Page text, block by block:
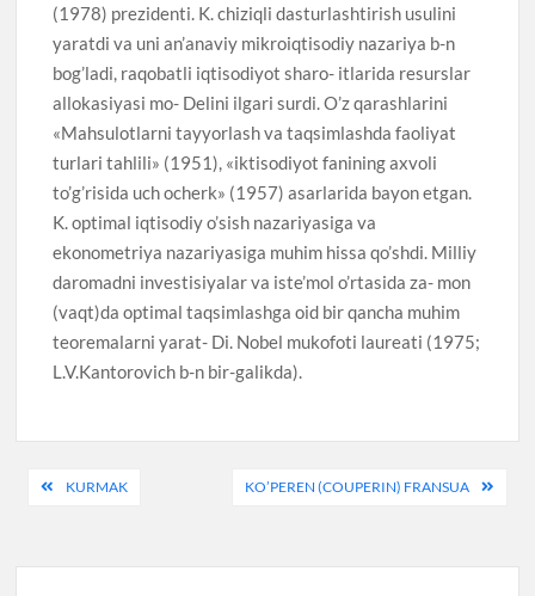
(1978) prezidenti. K. chiziqli dasturlashtirish usulini
yaratdi va uni an’anaviy mikroiqtisodiy nazariya b-n
bog’ladi, raqobatli iqtisodiyot sharo- itlarida resurslar
allokasiyasi mo- Delini ilgari surdi. O’z qarashlarini
«Mahsulotlarni tayyorlash va taqsimlashda faoliyat
turlari tahlili» (1951), «iktisodiyot fanining axvoli
to’g’risida uch ocherk» (1957) asarlarida bayon etgan.
K. optimal iqtisodiy o’sish nazariyasiga va
ekonometriya nazariyasiga muhim hissa qo’shdi. Milliy
daromadni investisiyalar va iste’mol o’rtasida za- mon
(vaqt)da optimal taqsimlashga oid bir qancha muhim
teoremalarni yarat- Di. Nobel mukofoti laureati (1975;
L.V.Kantorovich b-n bir-galikda).
PostKURMAK KO’PEREN (COUPERIN) FRANSUA